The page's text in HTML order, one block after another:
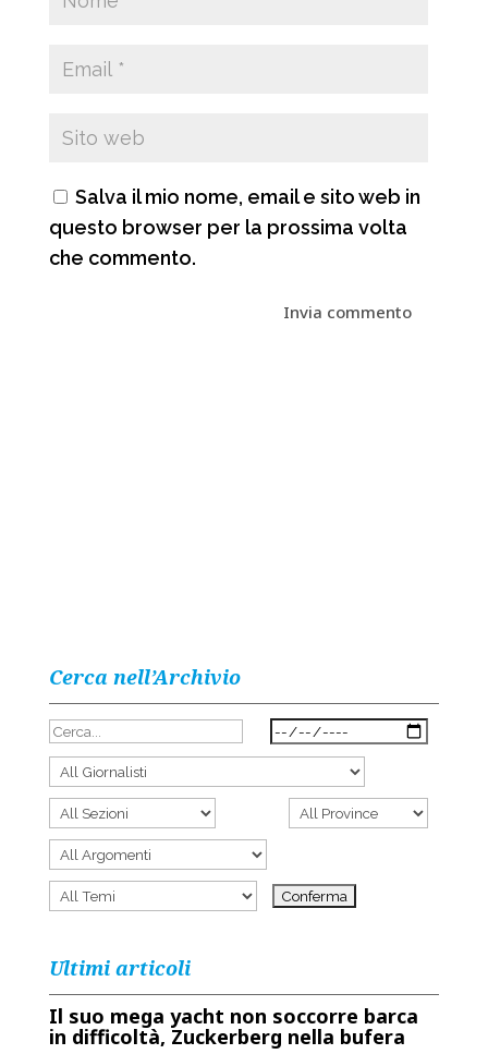
Salva il mio nome, email e sito web in
questo browser per la prossima volta
che commento.
Cerca nell’Archivio
Ultimi articoli
Il suo mega yacht non soccorre barca
in difficoltà, Zuckerberg nella bufera